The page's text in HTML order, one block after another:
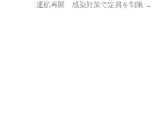
運航再開 感染対策で定員を制限 →